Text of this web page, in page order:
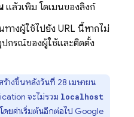
แล้วเพิ่ม โดเมนของลิงก์
ทางผู้ใช้ไปยัง URL นี้หากไม่
กรณ์ของผู้ใช้และติดตั้ง
ร้างขึ้นหลังวันที่ 28 เมษายน
จะไม่รวม localhost
ยค่าเริ่มต้นอีกต่อไป Google